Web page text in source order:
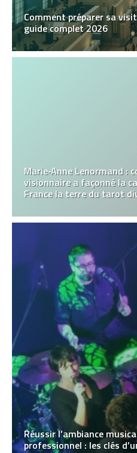
Comment préparer sa
guide complet 2026
Marie‑Anne Lenormand :
visionnaire a façonné la
France la terre du tarot
Réussir l’ambiance
professionnel : les clés